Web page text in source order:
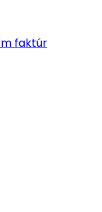
faktúr